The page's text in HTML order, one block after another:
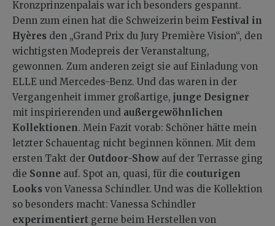
Kronzprinzenpalais war ich besonders gespannt.
Denn zum einen hat die Schweizerin beim Festival in
Hyères den „Grand Prix du Jury Première Vision“, den
wichtigsten Modepreis der Veranstaltung,
gewonnen. Zum anderen zeigt sie auf Einladung von
ELLE und Mercedes-Benz. Und das waren in der
Vergangenheit immer großartige, junge Designer
mit inspirierenden und außergewöhnlichen
Kollektionen. Mein Fazit vorab: Schöner hätte mein
letzter Schauentag nicht beginnen können. Mit dem
ersten Takt der Outdoor-Showauf der Terrasse ging
die Sonne auf. Spot an, quasi, für die couturigen
Looks von Vanessa Schindler. Und was die Kollektion
so besonders macht: Vanessa Schindler
experimentiert gerne beim Herstellen von